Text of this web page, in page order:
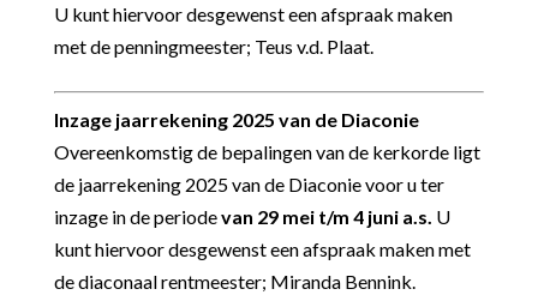
U kunt hiervoor desgewenst een afspraak maken
met de penningmeester; Teus v.d. Plaat.
Inzage jaarrekening 2025 van de Diaconie
Overeenkomstig de bepalingen van de kerkorde ligt
de jaarrekening 2025 van de Diaconie voor u ter
inzage in de periodevan 29 mei t/m 4 juni a.s. U
kunt hiervoor desgewenst een afspraak maken met
de diaconaal rentmeester; Miranda Bennink.